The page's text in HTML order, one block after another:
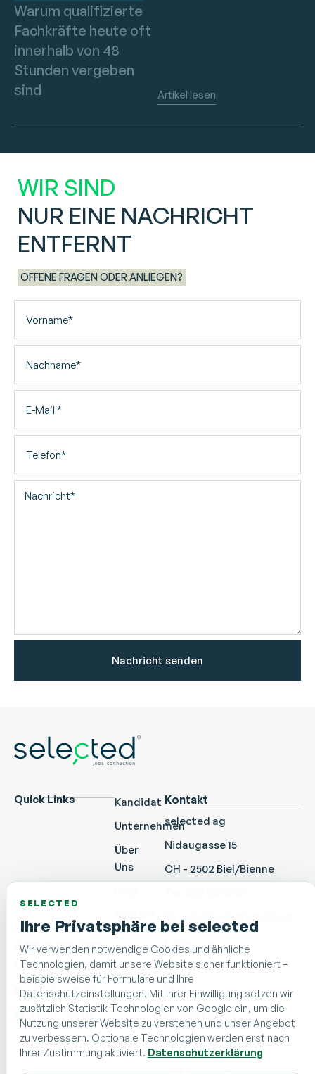
Warum qualifizierte
Fachkräfte heute oft
innerhalb von 48
Stunden vergeben
sind
Artikel lesen
WIR SIND
NUR EINE NACHRICHT
ENTFERNT
OFFENE FRAGEN ODER ANLIEGEN?
Nachricht senden
Quick Links
Kandidat
Unternehmen
Über
Uns
Kontakt
selected ag
Nidaugasse 15
CH - 2502 Biel/Bienne
info@selectedjobs.ch
Öffnungszeiten
Montag-Freitag
08:00 – 12:00
13:00 – 17:30
Follow us
LinkedIn
Facebook
Instagram
TikTok
SELECTED
Ihre Privatsphäre bei selected
Wir verwenden notwendige Cookies und ähnliche
Technologien, damit unsere Website sicher funktioniert –
beispielsweise für Formulare und Ihre
Datenschutzeinstellungen. Mit Ihrer Einwilligung setzen wir
zusätzlich Statistik-Technologien von Google ein, um die
Nutzung unserer Website zu verstehen und unser Angebot
zu verbessern. Optionale Technologien werden erst nach
Ihrer Zustimmung aktiviert. Datenschutzerklärung